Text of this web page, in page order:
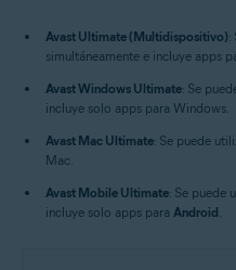
Sistemas operativos:
Windows, macOS, Android y iOS
Avast Ultimate (Multidispositivo):
simultáneamente e incluye apps
Avast Windows Ultimate: Se
incluye solo apps para Windows.
Avast Mac Ultimate: Se puede
Mac.
Avast Mobile Ultimate: Se puede
incluye solo apps para Android.